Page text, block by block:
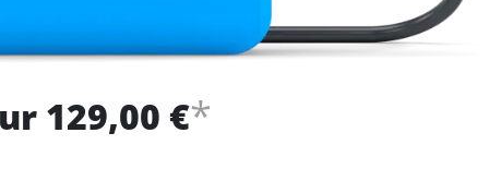
129,00 €*